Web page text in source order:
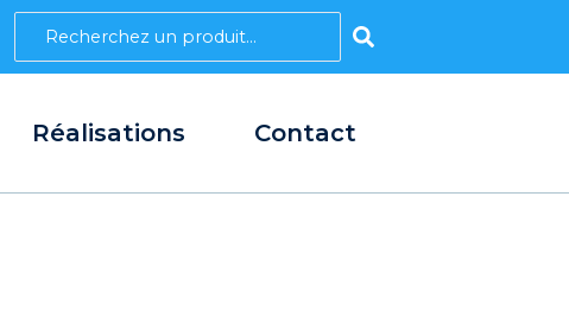
Search
...
Réalisations Contact